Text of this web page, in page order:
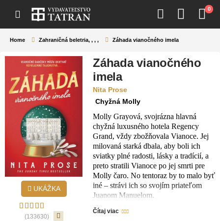
0
Home Zahraničná beletria, , , , Záhada vianočného imela
UKÁŽKA
(133630)
Záhada vianočného
imela
Nita Prose
Chyžná Molly
Molly Grayová, svojrázna hlavná
chyžná luxusného hotela Regency
Grand, vždy zbožňovala Vianoce. Jej
milovaná starká dbala, aby boli ich
sviatky plné radosti, lásky a tradícií, a
preto stratili Vianoce po jej smrti pre
Molly čaro. No tentoraz by to malo byť
iné – strávi ich so svojím priateľom
Juanom Manuelom.
starkinom špeciálnom adventnom
Čítaj viac